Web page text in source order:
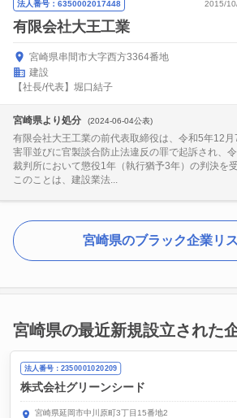
法人番号：6350002017448 2015/
有限会社大王工業
宮崎県串間市大字西方3364番地
建設
【社長/代表】堀口結子
宮崎県より処分 (2024-06-04公表)
有限会社大王工業の前代表取締役は、令和5年12
害罪並びに官製談合防止法違反の罪で起訴され、
裁判所において懲役1年（執行猶予3年）の判決を
このことは、建設業法...
宮崎県のブラック企業リ
宮崎県の最近新規設立された
法人番号：2350001020209
株式会社グリーンシード
宮崎県延岡市中川原町3丁目15番地2